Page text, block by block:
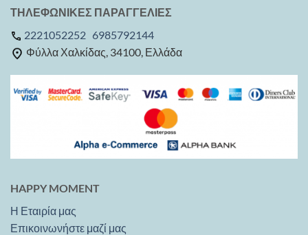
HAPPY MOMENT
Η Εταιρία μας
Επικοινωνήστε μαζί μας
ΤΗΛΕΦΩΝΙΚΕΣ ΠΑΡΑΓΓΕΛΙΕΣ
2221052252 6985792144
Φύλλα Χαλκίδας, 34100, Ελλάδα